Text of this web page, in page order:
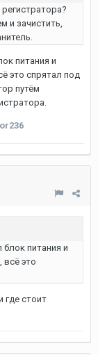
и зачистить,
питания и
это спрятал под
путём
питания и
это
где стоит